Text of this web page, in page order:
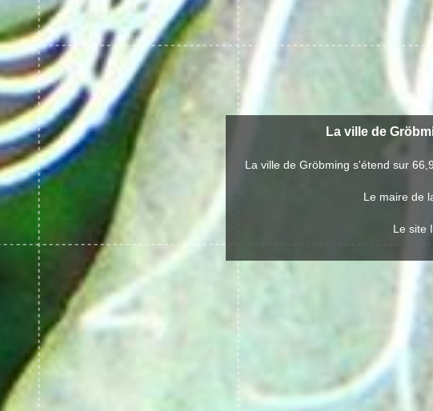
La ville de
La ville de Gröbming s'étend sur
Le maire de
Le site